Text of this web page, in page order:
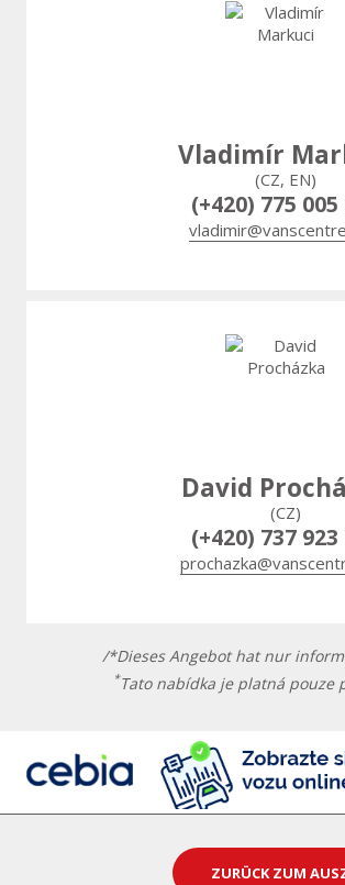
Vladimír
(CZ, EN)
(+420) 775 005
David
(CZ)
(+420) 737 923
/*Dieses Angebot hat nur
*Tato nabídka je platná pouze
ZURÜCK ZUM